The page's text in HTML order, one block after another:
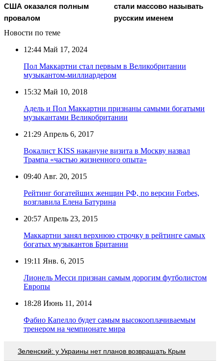
США оказался полным
провалом
стали массово называть
русским именем
Новости по теме
12:44 Май 17, 2024
Пол Маккартни стал первым в Великобритании
музыкантом-миллиардером
15:32 Май 10, 2018
Адель и Пол Маккартни признаны самыми богатыми
музыкантами Великобритании
21:29 Апрель 6, 2017
Вокалист KISS накануне визита в Москву назвал
Трампа «частью жизненного опыта»
09:40 Авг. 20, 2015
Рейтинг богатейших женщин РФ, по версии Forbes,
возглавила Елена Батурина
20:57 Апрель 23, 2015
Маккартни занял верхнюю строчку в рейтинге самых
богатых музыкантов Британии
19:11 Янв. 6, 2015
Лионель Месси признан самым дорогим футболистом
Европы
18:28 Июнь 11, 2014
Фабио Капелло будет самым высокооплачиваемым
тренером на чемпионате мира
Зеленский: у Украины нет планов возвращать Крым